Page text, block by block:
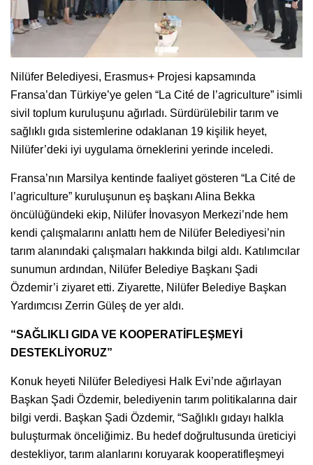
Nilüfer Belediyesi, Erasmus+ Projesi kapsamında
Fransa’dan Türkiye’ye gelen “La Cité de l’agriculture” isimli
sivil toplum kuruluşunu ağırladı. Sürdürülebilir tarım ve
sağlıklı gıda sistemlerine odaklanan 19 kişilik heyet,
Nilüfer’deki iyi uygulama örneklerini yerinde inceledi.
Fransa’nın Marsilya kentinde faaliyet gösteren “La Cité de
l’agriculture” kuruluşunun eş başkanı Alina Bekka
öncülüğündeki ekip, Nilüfer İnovasyon Merkezi’nde hem
kendi çalışmalarını anlattı hem de Nilüfer Belediyesi’nin
tarım alanındaki çalışmaları hakkında bilgi aldı. Katılımcılar
sunumun ardından, Nilüfer Belediye Başkanı Şadi
Özdemir’i ziyaret etti. Ziyarette, Nilüfer Belediye Başkan
Yardımcısı Zerrin Güleş de yer aldı.
“SAĞLIKLI GIDA VE KOOPERATİFLEŞMEYİ
DESTEKLİYORUZ”
Konuk heyeti Nilüfer Belediyesi Halk Evi’nde ağırlayan
Başkan Şadi Özdemir, belediyenin tarım politikalarına dair
bilgi verdi. Başkan Şadi Özdemir, “Sağlıklı gıdayı halkla
buluşturmak önceliğimiz. Bu hedef doğrultusunda üreticiyi
destekliyor, tarım alanlarını koruyarak kooperatifleşmeyi